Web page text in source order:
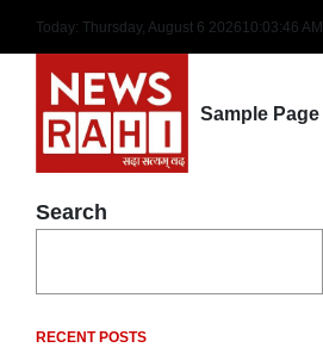
content
Today: Thursday, August 6 202610:03:47 AM
Sample Page
Search
RECENT POSTS